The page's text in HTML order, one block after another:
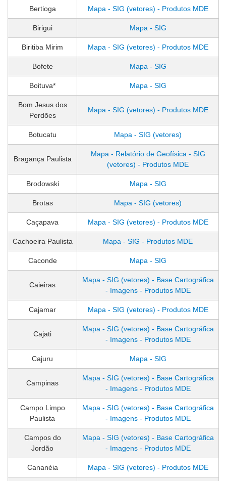
Bertioga Mapa - SIG (vetores) - Produtos MDE
Birigui Mapa - SIG
Biritiba Mirim Mapa - SIG (vetores) - Produtos MDE
Bofete Mapa - SIG
Boituva* Mapa - SIG
Bom Jesus dos
Perdões
Mapa - SIG (vetores) - Produtos MDE
Botucatu Mapa - SIG (vetores)
Bragança Paulista
Mapa - Relatório de Geofísica - SIG
(vetores) - Produtos MDE
Brodowski Mapa - SIG
Brotas Mapa - SIG (vetores)
Caçapava Mapa - SIG (vetores) - Produtos MDE
Cachoeira Paulista Mapa - SIG - Produtos MDE
Caconde Mapa - SIG
Caieiras
Mapa - SIG (vetores) - Base Cartográfica
- Imagens - Produtos MDE
Cajamar Mapa - SIG (vetores) - Produtos MDE
Cajati
Mapa - SIG (vetores) - Base Cartográfica
- Imagens - Produtos MDE
Cajuru Mapa - SIG
Campinas
Mapa - SIG (vetores) - Base Cartográfica
- Imagens - Produtos MDE
Campo Limpo
Paulista
Mapa - SIG (vetores) - Base Cartográfica
- Imagens - Produtos MDE
Campos do
Jordão
Mapa - SIG (vetores) - Base Cartográfica
- Imagens - Produtos MDE
Cananéia Mapa - SIG (vetores) - Produtos MDE